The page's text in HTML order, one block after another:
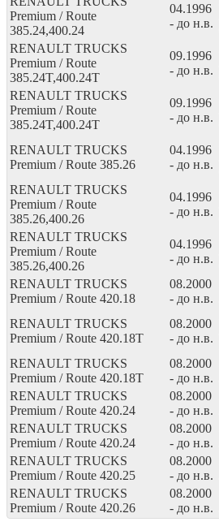
Premium / Route
385.24,400.24
04.1996
- до н.в.
RENAULT TRUCKS
Premium / Route
385.24T,400.24T
09.1996
- до н.в.
RENAULT TRUCKS
Premium / Route
385.24T,400.24T
09.1996
- до н.в.
RENAULT TRUCKS
Premium / Route 385.26
04.1996
- до н.в.
RENAULT TRUCKS
Premium / Route
385.26,400.26
04.1996
- до н.в.
RENAULT TRUCKS
Premium / Route
385.26,400.26
04.1996
- до н.в.
RENAULT TRUCKS
Premium / Route 420.18
08.2000
- до н.в.
RENAULT TRUCKS
Premium / Route 420.18T
08.2000
- до н.в.
RENAULT TRUCKS
Premium / Route 420.18T
08.2000
- до н.в.
RENAULT TRUCKS
Premium / Route 420.24
08.2000
- до н.в.
RENAULT TRUCKS
Premium / Route 420.24
08.2000
- до н.в.
RENAULT TRUCKS
Premium / Route 420.25
08.2000
- до н.в.
RENAULT TRUCKS
Premium / Route 420.26
08.2000
- до н.в.